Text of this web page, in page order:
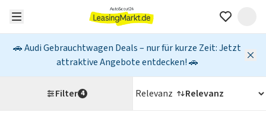
🚗 Audi Gebrauchtwagen Deals – nur für kurze Zeit: Jetzt
attraktive Angebote entdecken! 🚗
Filter 4 Relevanz